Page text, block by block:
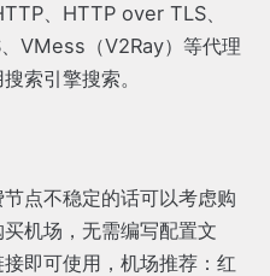
、HTTP over TLS、
VMess（V2Ray）等代理
索引擎搜索。
点不稳定的话可以考虑购
机场，无需编写配置文
即可使用，机场推荐：红